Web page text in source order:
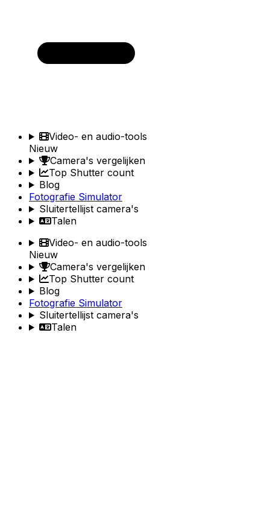
Video- en audio-tools
Nieuw
Camera's vergelijken
Top Shutter count
Blog
Fotografie Simulator
Sluitertellijst camera's
Talen
Video- en audio-tools
Nieuw
Camera's vergelijken
Top Shutter count
Blog
Fotografie Simulator
Sluitertellijst camera's
Talen